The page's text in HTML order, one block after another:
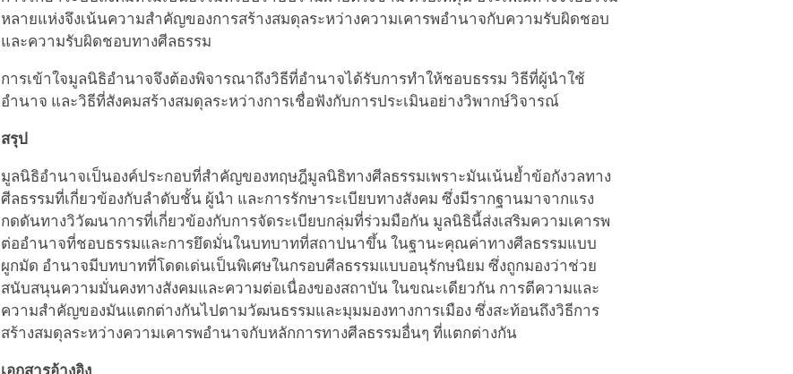
หลายแห่งจึงเน้นความสำคัญของการสร้างสมดุลระหว่างความเคารพอำนาจกับความรับผิดชอบ
และความรับผิดชอบทางศีลธรรม
การเข้าใจมูลนิธิอำนาจจึงต้องพิจารณาถึงวิธีที่อำนาจได้รับการทำให้ชอบธรรม วิธีที่ผู้นำใช้
อำนาจ และวิธีที่สังคมสร้างสมดุลระหว่างการเชื่อฟังกับการประเมินอย่างวิพากษ์วิจารณ์
สรุป
มูลนิธิอำนาจเป็นองค์ประกอบที่สำคัญของทฤษฎีมูลนิธิทางศีลธรรมเพราะมันเน้นย้ำข้อกังวลทาง
ศีลธรรมที่เกี่ยวข้องกับลำดับชั้น ผู้นำ และการรักษาระเบียบทางสังคม ซึ่งมีรากฐานมาจากแรง
กดดันทางวิวัฒนาการที่เกี่ยวข้องกับการจัดระเบียบกลุ่มที่ร่วมมือกัน มูลนิธินี้ส่งเสริมความเคารพ
ต่ออำนาจที่ชอบธรรมและการยึดมั่นในบทบาทที่สถาปนาขึ้น ในฐานะคุณค่าทางศีลธรรมแบบ
ผูกมัด อำนาจมีบทบาทที่โดดเด่นเป็นพิเศษในกรอบศีลธรรมแบบอนุรักษนิยม ซึ่งถูกมองว่าช่วย
สนับสนุนความมั่นคงทางสังคมและความต่อเนื่องของสถาบัน ในขณะเดียวกัน การตีความและ
ความสำคัญของมันแตกต่างกันไปตามวัฒนธรรมและมุมมองทางการเมือง ซึ่งสะท้อนถึงวิธีการ
สร้างสมดุลระหว่างความเคารพอำนาจกับหลักการทางศีลธรรมอื่นๆ ที่แตกต่างกัน